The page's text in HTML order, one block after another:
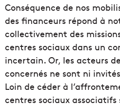
Conséquence de nos
des financeurs répond à
collectivement des
centres sociaux dans un
incertain. Or, les acteurs
concernés ne sont ni
Loin de céder à
centres sociaux